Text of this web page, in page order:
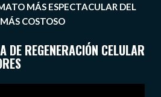
MÁS ESPECTACULAR DEL
COSTOSO
DE REGENERACIÓN CELULAR